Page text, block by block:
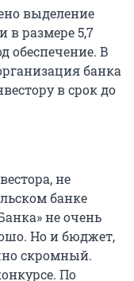
выделение
размере 5,7
обеспечение. В
банка
в срок до
не
банке
не очень
Но и бюджет,
скромный.
По